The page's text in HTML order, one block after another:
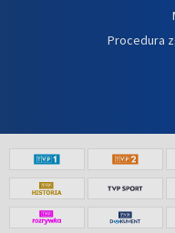
Procedura